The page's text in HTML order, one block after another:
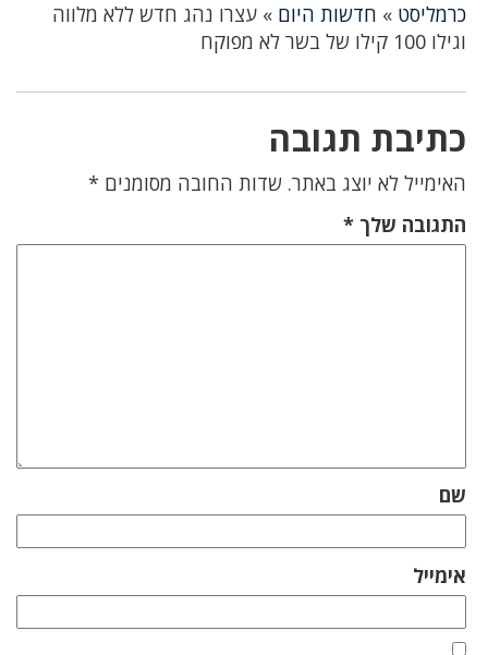
כרמליסט » חדשות היום » עצרו נהג חדש ללא מלווה
וגילו 100 קילו של בשר לא מפוקח
כתיבת תגובה
האימייל לא יוצג באתר. שדות החובה מסומנים *
התגובה שלך *
שם
אימייל